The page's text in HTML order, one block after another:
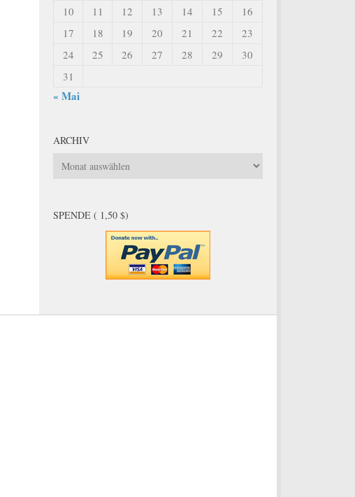
10
11 12 13 14 15
16
17
18 19 20 21 22
23
24
25 26 27 28 29
30
31
« Mai
ARCHIV
Archiv
SPENDE ( 1,50 $)